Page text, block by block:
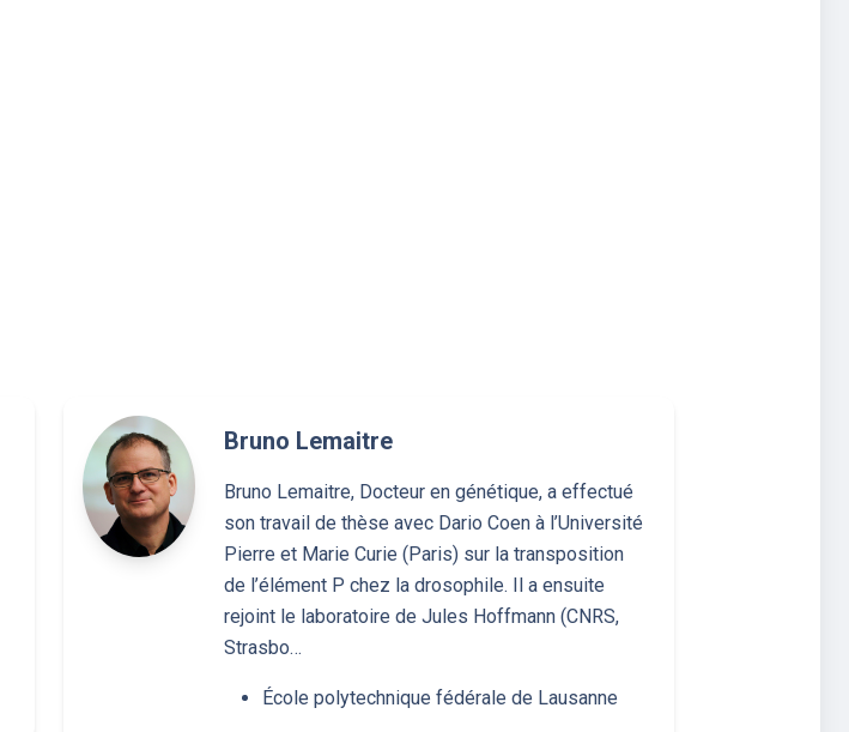
Bruno Lemaitre
Bruno Lemaitre, Docteur en génétique, a effectué
son travail de thèse avec Dario Coen à l’Université
Pierre et Marie Curie (Paris) sur la transposition
de l’élément P chez la drosophile. Il a ensuite
rejoint le laboratoire de Jules Hoffmann (CNRS,
Strasbo…
École polytechnique fédérale de Lausanne